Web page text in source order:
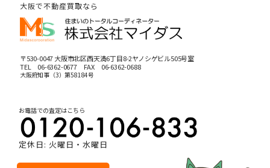
大阪で不動産買取なら
〒530-0047 大阪市北区西天満6丁目8-2ヤノシゲビル505号室
TEL 06-6362-0677FAX 06-6362-0688
大阪府知事（3）第58184号
お電話での査定はこちら
定休日: 火曜日・水曜日